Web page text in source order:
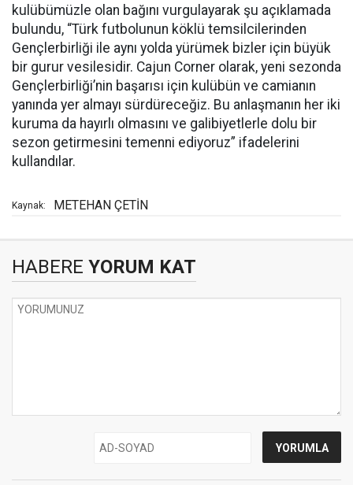
kulübümüzle olan bağını vurgulayarak şu açıklamada
bulundu, “Türk futbolunun köklü temsilcilerinden
Gençlerbirliği ile aynı yolda yürümek bizler için büyük
bir gurur vesilesidir. Cajun Corner olarak, yeni sezonda
Gençlerbirliği’nin başarısı için kulübün ve camianın
yanında yer almayı sürdüreceğiz. Bu anlaşmanın her iki
kuruma da hayırlı olmasını ve galibiyetlerle dolu bir
sezon getirmesini temenni ediyoruz” ifadelerini
kullandılar.
Kaynak: METEHAN ÇETİN
HABERE YORUM KAT